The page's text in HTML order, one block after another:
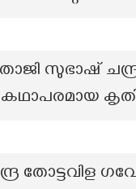
സുഭാഷ്
തോട്ടവിള